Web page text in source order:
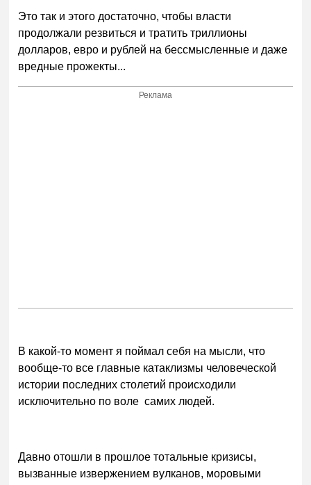
Это так и этого достаточно, чтобы власти
продолжали резвиться и тратить триллионы
долларов, евро и рублей на бессмысленные и даже
вредные прожекты...
Реклама
В какой-то момент я поймал себя на мысли, что
вообще-то все главные катаклизмы человеческой
истории последних столетий происходили
исключительно по воле самих людей.
Давно отошли в прошлое тотальные кризисы,
вызванные извержением вулканов, моровыми